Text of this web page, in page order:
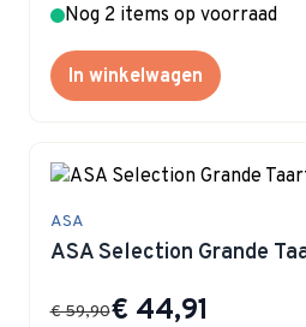
Nog 2 items op voorraad
In winkelwagen
ASA
ASA Selection Grande
Special Price
€ 44,91
€ 59,90